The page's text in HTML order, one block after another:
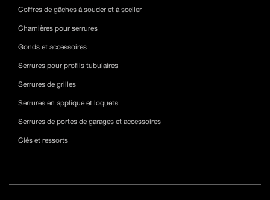
Coffres de gâches à souder et à sceller
Charnières pour serrures
Gonds et accessoires
Serrures pour profils tubulaires
Serrures de grilles
Serrures en applique et loquets
Serrures de portes de garages et accessoires
Clés et ressorts